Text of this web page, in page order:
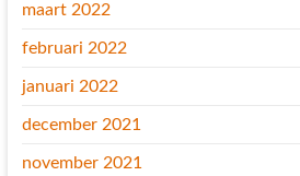
maart 2022
februari 2022
januari 2022
december 2021
november 2021